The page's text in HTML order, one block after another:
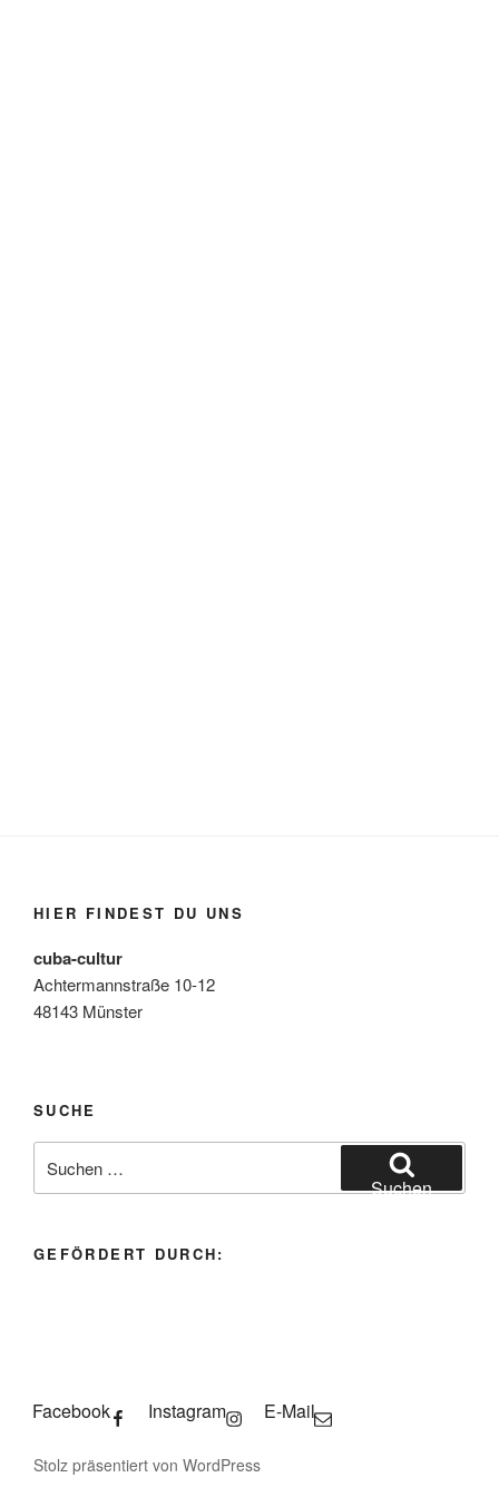
HIER FINDEST DU UNS
cuba-cultur
Achtermannstraße 10-12
48143 Münster
SUCHE
nach:
Suchen
GEFÖRDERT DURCH:
Facebook Instagram E-Mail
Stolz präsentiert von WordPress